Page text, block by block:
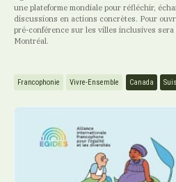
une plateforme mondiale pour réfléchir,
discussions en actions concrètes. Pour
pré-conférence sur les villes inclusives sera
Montréal.
Francophonie Vivre-Ensemble Canada